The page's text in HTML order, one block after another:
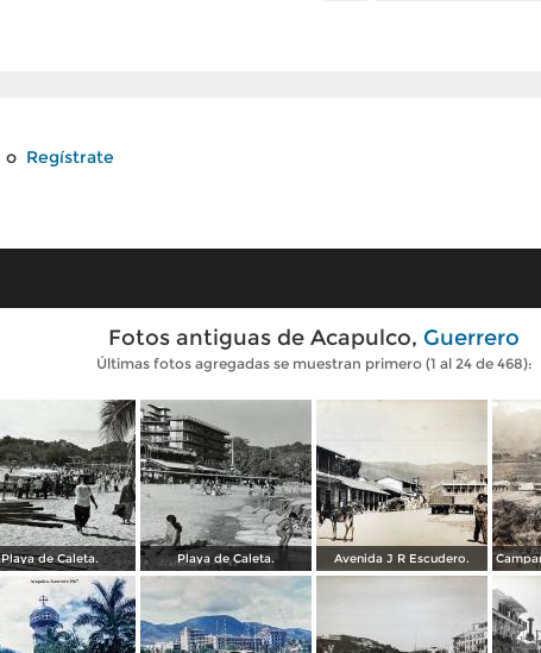
o Regístrate
Fotos antiguas de Acapulco, Guerrero
Últimas fotos agregadas se muestran primero (1 al 24 de 468):
Playa de Caleta. Playa de Caleta. Avenida J R Escudero.